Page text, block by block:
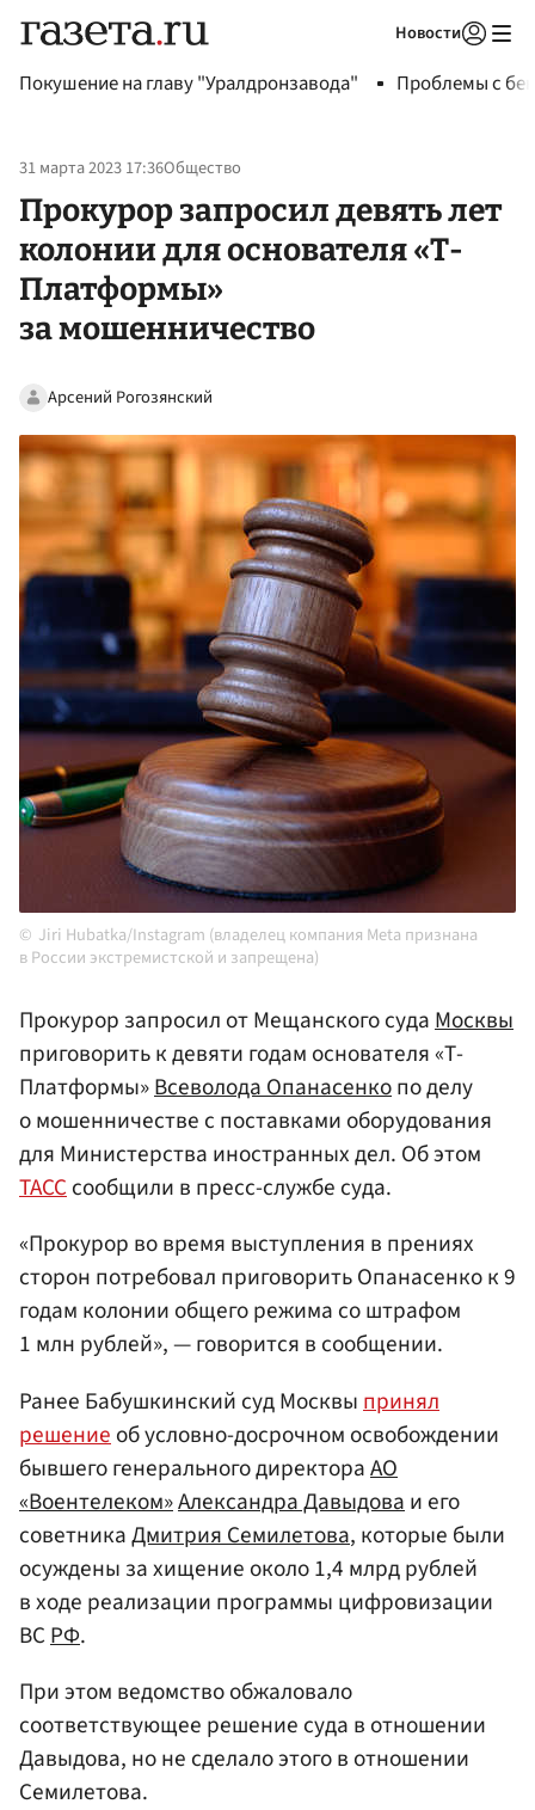
Новости
Покушение на главу "Уралдронзавода" Проблемы с
31 марта 2023 17:36Общество
Прокурор запросил девять лет
колонии для основателя «Т-
Платформы»
за мошенничество
Арсений Рогозянский
Jiri Hubatka/Instagram (владелец компания Meta признана
в России экстремистской и запрещена)
Прокурор запросил от Мещанского судаМосквы
приговорить к девяти годам основателя «Т-
Платформы»Всеволода Опанасенкопо делу
о мошенничестве с поставками оборудования
для Министерства иностранных дел. Об этом
ТАССсообщили в пресс-службе суда.
«Прокурор во время выступления в прениях
сторон потребовал приговорить Опанасенко к 9
годам колонии общего режима со штрафом
1 млн рублей», — говорится в сообщении.
Ранее Бабушкинский суд Москвы принял
решение об условно-досрочном освобождении
бывшего генерального директораАО
«Воентелеком»Александра Давыдова и его
советникаДмитрия Семилетова, которые были
осуждены за хищение около 1,4 млрд рублей
в ходе реализации программы цифровизации
ВСРФ.
При этом ведомство обжаловало
соответствующее решение суда в отношении
Давыдова, но не сделало этого в отношении
Семилетова.